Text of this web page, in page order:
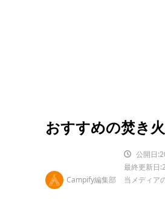
おすすめの焚き
Campify編集部
公開日
最終更新日
当メディア